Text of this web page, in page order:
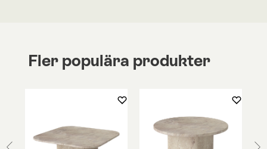
Fler populära produkter